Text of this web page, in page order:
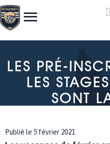
LES PRÉ-
LES
SONT
Publié le 5 février 2021